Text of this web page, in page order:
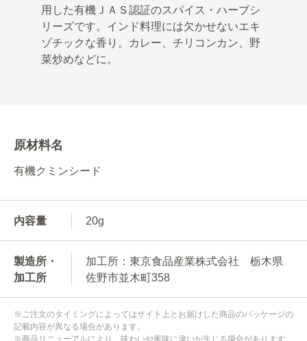
用した有機ＪＡＳ認証のスパイス・ハーブシ
リーズです。インド料理には欠かせないエキ
ゾチックな香り。カレー、チリコンカン、野
菜炒めなどに。
原材料名
有機クミンシード
内容量 20g
製造所・
加工所
加工所：東京食品産業株式会社 栃木県
佐野市並木町358
※ご注文のタイミングによってはサイト上とお届けした商品のパッケージの
記載内容が異なる場合があります。
※商品リニューアルにより、味わいや風味に違いが生じる場合があります。